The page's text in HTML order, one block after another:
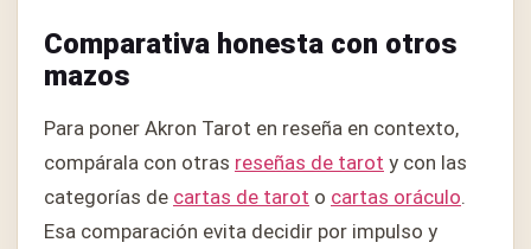
Comparativa honesta con otros
mazos
Para poner Akron Tarot en reseña en contexto,
compárala con otras reseñas de tarot y con las
categorías de cartas de tarot o cartas oráculo.
Esa comparación evita decidir por impulso y